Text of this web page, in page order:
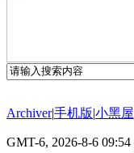
Archiver|手机版|小黑屋
GMT-6, 2026-8-6 09:54